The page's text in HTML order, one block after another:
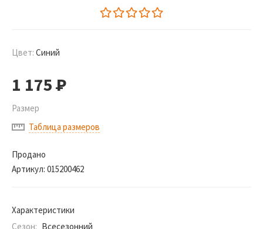
Цвет: Синий
1 175Р
Размер
Таблица размеров
Продано
Артикул: 015200462
Характеристики
Сезон: Всесезонний